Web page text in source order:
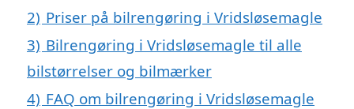
2) Priser på bilrengøring i Vridsløsemagle
3) Bilrengøring i Vridsløsemagle til alle
bilstørrelser og bilmærker
4) FAQ om bilrengøring i Vridsløsemagle